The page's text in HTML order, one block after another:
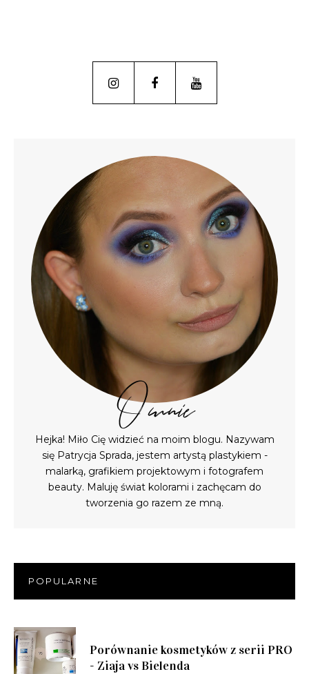
O mnie
Hejka! Miło Cię widzieć na moim blogu. Nazywam
się Patrycja Sprada, jestem artystą plastykiem -
malarką, grafikiem projektowym i fotografem
beauty. Maluję świat kolorami i zachęcam do
tworzenia go razem ze mną.
POPULARNE
Porównanie kosmetyków z serii PRO
- Ziaja vs Bielenda